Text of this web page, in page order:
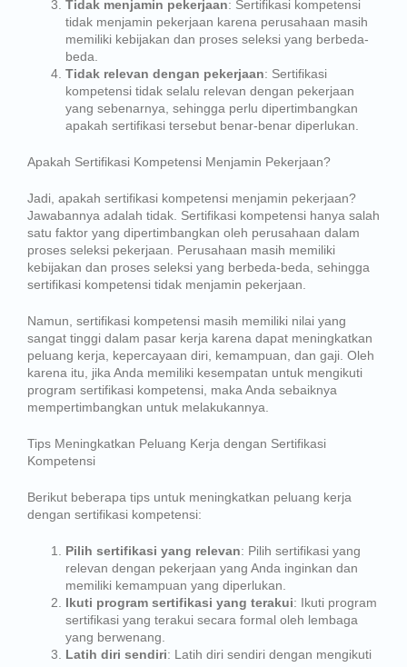
Tidak menjamin pekerjaan: Sertifikasi kompetensi
tidak menjamin pekerjaan karena perusahaan masih
memiliki kebijakan dan proses seleksi yang berbeda-
beda.
Tidak relevan dengan pekerjaan: Sertifikasi
kompetensi tidak selalu relevan dengan pekerjaan
yang sebenarnya, sehingga perlu dipertimbangkan
apakah sertifikasi tersebut benar-benar diperlukan.
Apakah Sertifikasi Kompetensi Menjamin Pekerjaan?
Jadi, apakah sertifikasi kompetensi menjamin pekerjaan?
Jawabannya adalah tidak. Sertifikasi kompetensi hanya salah
satu faktor yang dipertimbangkan oleh perusahaan dalam
proses seleksi pekerjaan. Perusahaan masih memiliki
kebijakan dan proses seleksi yang berbeda-beda, sehingga
sertifikasi kompetensi tidak menjamin pekerjaan.
Namun, sertifikasi kompetensi masih memiliki nilai yang
sangat tinggi dalam pasar kerja karena dapat meningkatkan
peluang kerja, kepercayaan diri, kemampuan, dan gaji. Oleh
karena itu, jika Anda memiliki kesempatan untuk mengikuti
program sertifikasi kompetensi, maka Anda sebaiknya
mempertimbangkan untuk melakukannya.
Tips Meningkatkan Peluang Kerja dengan Sertifikasi
Kompetensi
Berikut beberapa tips untuk meningkatkan peluang kerja
dengan sertifikasi kompetensi:
Pilih sertifikasi yang relevan: Pilih sertifikasi yang
relevan dengan pekerjaan yang Anda inginkan dan
memiliki kemampuan yang diperlukan.
Ikuti program sertifikasi yang terakui: Ikuti program
sertifikasi yang terakui secara formal oleh lembaga
yang berwenang.
Latih diri sendiri: Latih diri sendiri dengan mengikuti